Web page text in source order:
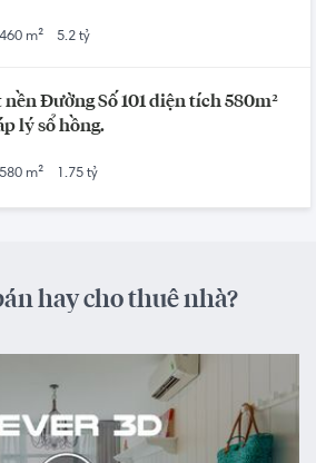
460 m² 5.2 tỷ
nền Đường Số 101 diện tích 580m²
lý sổ hồng.
580 m² 1.75 tỷ
hay cho thuê nhà?